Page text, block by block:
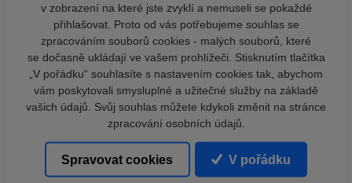
v zobrazení na které jste zvyklí a nemuseli se pokaždé
přihlašovat. Proto od vás potřebujeme souhlas se
zpracováním souborů cookies - malých souborů, které
se dočasně ukládají ve vašem prohlížeči. Stisknutím tlačítka
„V pořádku“ souhlasíte s nastavením cookies tak, abychom
vám poskytovali smysluplné a užitečné služby na základě
vašich údajů. Svůj souhlas můžete kdykoli změnit na stránce
zpracování osobních údajů.
Spravovat cookies V pořádku